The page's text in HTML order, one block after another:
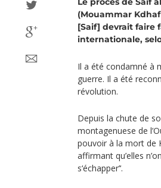
(Mouammar
[Saif] devrait faire
internationale,
Il a été condamné à
guerre. Il a été
révolution.
Depuis la chute de
montagenuese de
pouvoir à la mort de
affirmant qu’elles
s‘échapper’‘.